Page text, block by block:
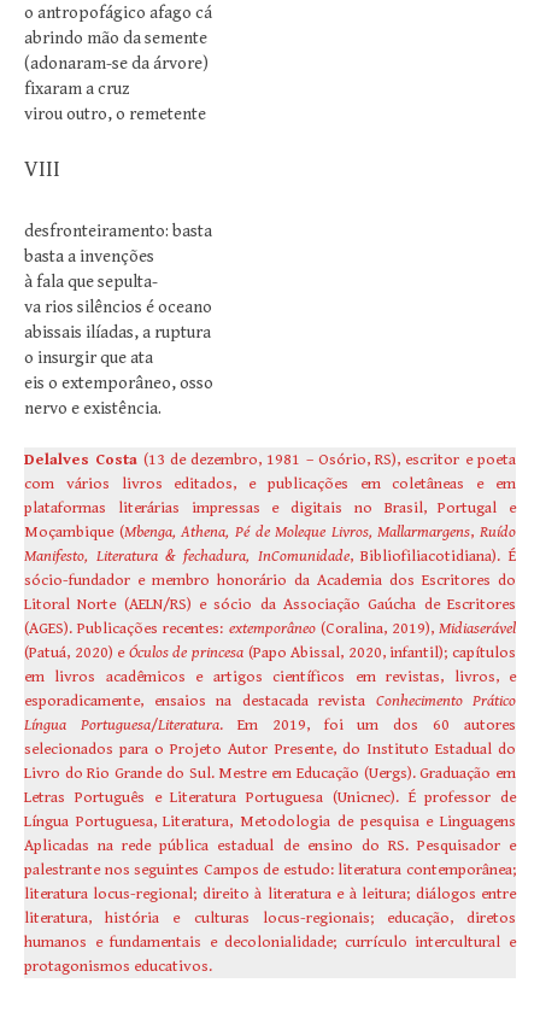
o antropofágico afago cá
abrindo mão da semente
(adonaram-se da árvore)
fixaram a cruz
virou outro, o remetente
VIII
desfronteiramento: basta
basta a invenções
à fala que sepulta-
va rios silêncios é oceano
abissais ilíadas, a ruptura
o insurgir que ata
eis o extemporâneo, osso
nervo e existência.
Delalves Costa (13 de dezembro, 1981 – Osório, RS), escritor e poeta
com vários livros editados, e publicações em coletâneas e em
plataformas literárias impressas e digitais no Brasil, Portugal e
Moçambique (Mbenga, Athena, Pé de Moleque Livros, Mallarmargens, Ruído
Manifesto, Literatura & fechadura, InComunidade, Bibliofiliacotidiana). É
sócio-fundador e membro honorário da Academia dos Escritores do
Litoral Norte (AELN/RS) e sócio da Associação Gaúcha de Escritores
(AGES). Publicações recentes: extemporâneo(Coralina, 2019), Midiaserável
(Patuá, 2020) eÓculos de princesa (Papo Abissal, 2020, infantil); capítulos
em livros acadêmicos e artigos científicos em revistas, livros, e
esporadicamente, ensaios na destacada revista Conhecimento Prático
Língua Portuguesa/Literatura. Em 2019, foi um dos 60 autores
selecionados para o Projeto Autor Presente, do Instituto Estadual do
Livro do Rio Grande do Sul. Mestre em Educação (Uergs). Graduação em
Letras Português e Literatura Portuguesa (Unicnec). É professor de
Língua Portuguesa, Literatura, Metodologia de pesquisa e Linguagens
Aplicadas na rede pública estadual de ensino do RS. Pesquisador e
palestrante nos seguintes Campos de estudo: literatura contemporânea;
literatura locus-regional; direito à literatura e à leitura; diálogos entre
literatura, história e culturas locus-regionais; educação, diretos
humanos e fundamentais e decolonialidade; currículo intercultural e
protagonismos educativos.